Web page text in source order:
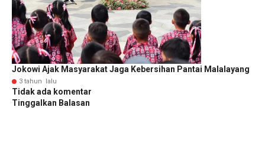
Jokowi Ajak Masyarakat Jaga Kebersihan Pantai Malalayang
3 tahun lalu
Tidak ada komentar
Tinggalkan Balasan